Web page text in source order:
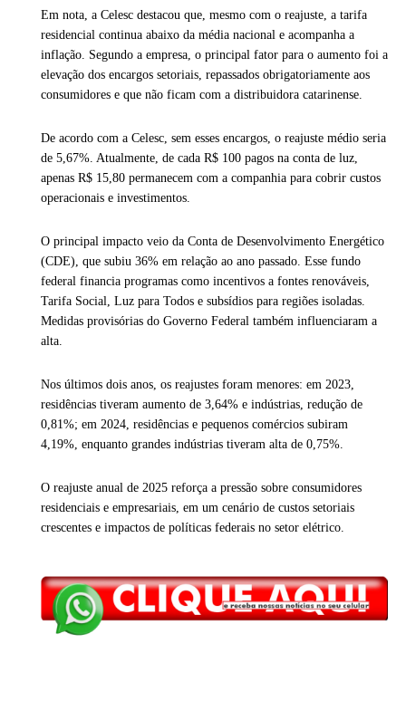
Em nota, a Celesc destacou que, mesmo com o reajuste, a tarifa
residencial continua abaixo da média nacional e acompanha a
inflação. Segundo a empresa, o principal fator para o aumento foi a
elevação dos encargos setoriais, repassados obrigatoriamente aos
consumidores e que não ficam com a distribuidora catarinense.
De acordo com a Celesc, sem esses encargos, o reajuste médio seria
de 5,67%. Atualmente, de cada R$ 100 pagos na conta de luz,
apenas R$ 15,80 permanecem com a companhia para cobrir custos
operacionais e investimentos.
O principal impacto veio da Conta de Desenvolvimento Energético
(CDE), que subiu 36% em relação ao ano passado. Esse fundo
federal financia programas como incentivos a fontes renováveis,
Tarifa Social, Luz para Todos e subsídios para regiões isoladas.
Medidas provisórias do Governo Federal também influenciaram a
alta.
Nos últimos dois anos, os reajustes foram menores: em 2023,
residências tiveram aumento de 3,64% e indústrias, redução de
0,81%; em 2024, residências e pequenos comércios subiram
4,19%, enquanto grandes indústrias tiveram alta de 0,75%.
O reajuste anual de 2025 reforça a pressão sobre consumidores
residenciais e empresariais, em um cenário de custos setoriais
crescentes e impactos de políticas federais no setor elétrico.